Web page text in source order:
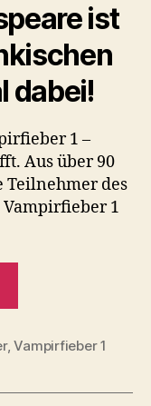
ist
dabei!
1 –
Aus über 90
Teilnehmer des
Vampirfieber 1
Nürnberg“
,Vampirfieber 1